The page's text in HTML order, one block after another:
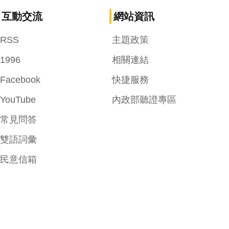
互動交流
RSS
1996
Facebook
YouTube
常見問答
雙語詞彙
民意信箱
網站資訊
主題政策
相關連結
快捷服務
內政部聽證專區